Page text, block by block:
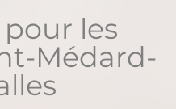
les
Médard-